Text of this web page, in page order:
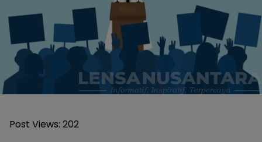
Post Views: 202